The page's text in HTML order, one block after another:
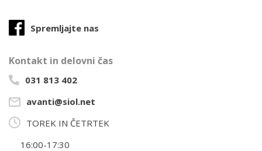
Spremljajte nas
Kontakt in delovni čas
031 813 402
avanti@siol.net
TOREK IN ČETRTEK
16:00-17:30